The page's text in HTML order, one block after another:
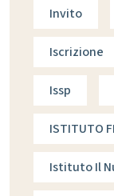
Invito
Iscrizione
Issp
ISTITUTO
Istituto Il